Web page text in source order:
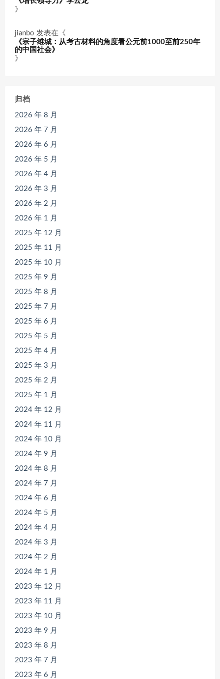
》
jianbo 发表在《
《宗子维城：从考古材料的角度看公元前1000至前250年
的中国社会》
》
归档
2026 年 8 月
2026 年 7 月
2026 年 6 月
2026 年 5 月
2026 年 4 月
2026 年 3 月
2026 年 2 月
2026 年 1 月
2025 年 12 月
2025 年 11 月
2025 年 10 月
2025 年 9 月
2025 年 8 月
2025 年 7 月
2025 年 6 月
2025 年 5 月
2025 年 4 月
2025 年 3 月
2025 年 2 月
2025 年 1 月
2024 年 12 月
2024 年 11 月
2024 年 10 月
2024 年 9 月
2024 年 8 月
2024 年 7 月
2024 年 6 月
2024 年 5 月
2024 年 4 月
2024 年 3 月
2024 年 2 月
2024 年 1 月
2023 年 12 月
2023 年 11 月
2023 年 10 月
2023 年 9 月
2023 年 8 月
2023 年 7 月
2023 年 6 月